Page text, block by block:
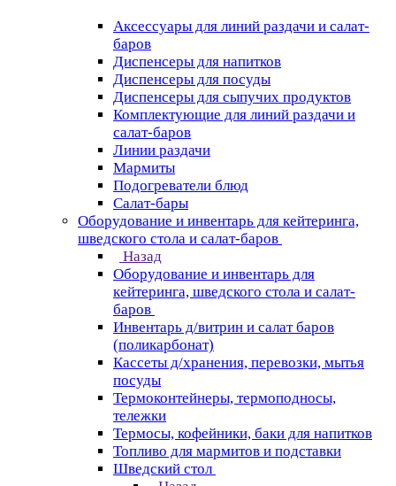
Аксессуары для линий раздачи и салат-
баров
Диспенсеры для напитков
Диспенсеры для посуды
Диспенсеры для сыпучих продуктов
Комплектующие для линий раздачи и
салат-баров
Линии раздачи
Мармиты
Подогреватели блюд
Салат-бары
Оборудование и инвентарь для кейтеринга,
шведского стола и салат-баров
Назад
Оборудование и инвентарь для
кейтеринга, шведского стола и салат-
баров
Инвентарь д/витрин и салат баров
(поликарбонат)
Кассеты д/хранения, перевозки, мытья
посуды
Термоконтейнеры, термоподносы,
тележки
Термосы, кофейники, баки для напитков
Топливо для мармитов и подставки
Шведский стол